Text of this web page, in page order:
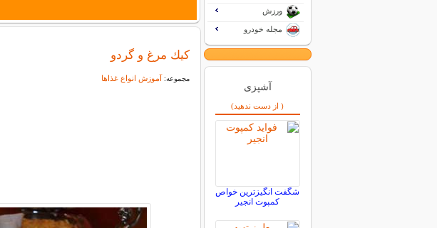
كيك مرغ و گردو
مجموعه: آموزش انواع غذاها
ورزش
مجله خودرو
آشپزی
( از دست ندهید)
شگفت انگیزترین خواص
کمپوت انجیر